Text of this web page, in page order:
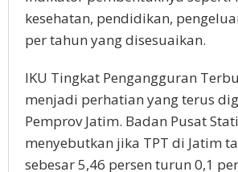
kesehatan, pendidikan,
per tahun yang disesuaikan.
IKU Tingkat Pengangguran
menjadi perhatian yang terus
Pemprov Jatim. Badan Pusat
menyebutkan jika TPT di Jatim
sebesar 5,46 persen turun 0,1